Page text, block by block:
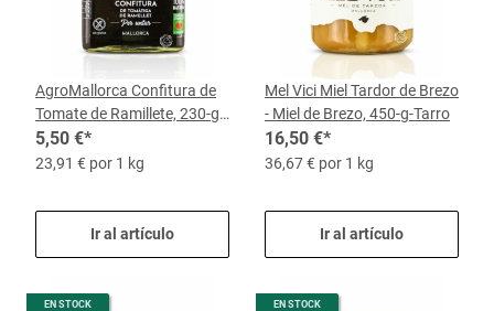
AgroMallorca Confitura de
Tomate de Ramillete, 230-g-
Tarro
5,50 €*
23,91 € por 1 kg
Ir al artículo
Mel Vici Miel Tardor de Brezo
- Miel de Brezo, 450-g-Tarro
16,50 €*
36,67 € por 1 kg
Ir al artículo
EN STOCK EN STOCK